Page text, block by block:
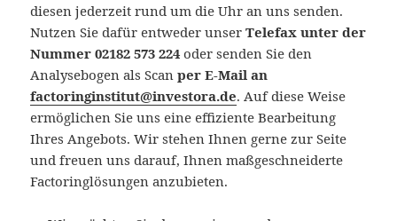
diesen jederzeit rund um die Uhr an uns senden.
Nutzen Sie dafür entweder unserTelefax unter der
Nummer 02182 573 224 oder senden Sie den
Analysebogen als Scanper E-Mail an
factoringinstitut@investora.de. Auf diese Weise
ermöglichen Sie uns eine effiziente Bearbeitung
Ihres Angebots. Wir stehen Ihnen gerne zur Seite
und freuen uns darauf, Ihnen maßgeschneiderte
Factoringlösungen anzubieten.